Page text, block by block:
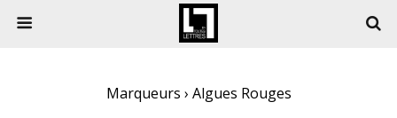
Marqueurs › Algues Rouges